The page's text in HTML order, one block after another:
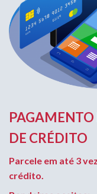
DE CRÉDITO
Parcele em até 3
crédito.